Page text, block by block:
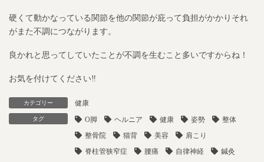
硬くて動かなっている関節を他の関節が庇って負担がかかりそれ
がまた不調につながります。
良かれと思ってしていたことが不調を生むこと多いですからね！
お気を付けてください‼︎
カテゴリー 健康
タグ O脚 ヘルニア 健康 姿勢
整体
整骨院
猫背 美容
肩こり
脊柱管狭窄症
腰痛 自律神経
鍼灸